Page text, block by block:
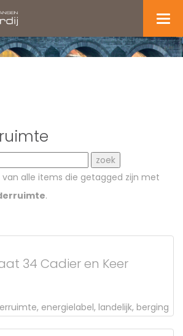
van alle items die getagged zijn met
.
34 Cadier en Keer
, energielabel, landelijk, berging